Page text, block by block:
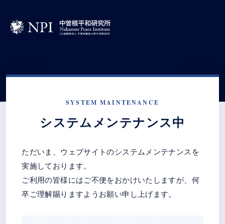
SYSTEM MAINTENANCE
システムメンテナンス中
ただいま、ウェブサイトのシステムメンテナンスを
実施しております。
ご利用の皆様にはご不便をおかけいたしますが、何
卒ご理解賜りますようお願い申し上げます。